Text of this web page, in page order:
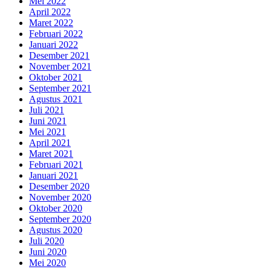
April 2022
Maret 2022
Februari 2022
Januari 2022
Desember 2021
November 2021
Oktober 2021
September 2021
Agustus 2021
Juli 2021
Juni 2021
Mei 2021
April 2021
Maret 2021
Februari 2021
Januari 2021
Desember 2020
November 2020
Oktober 2020
September 2020
Agustus 2020
Juli 2020
Juni 2020
Mei 2020